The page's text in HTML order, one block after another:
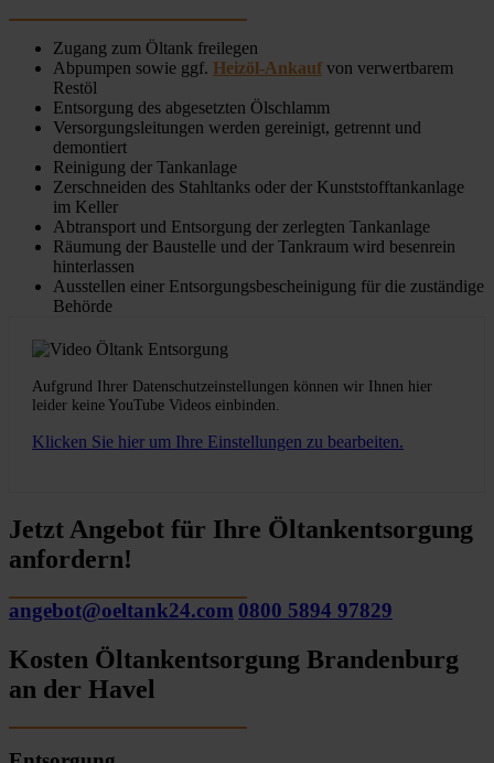
Zugang zum Öltank freilegen
Abpumpen sowie ggf. Heizöl-Ankauf von verwertbarem
Restöl
Entsorgung des abgesetzten Ölschlamm
Versorgungsleitungen werden gereinigt, getrennt und
demontiert
Reinigung der Tankanlage
Zerschneiden des Stahltanks oder der Kunststofftankanlage
im Keller
Abtransport und Entsorgung der zerlegten Tankanlage
Räumung der Baustelle und der Tankraum wird besenrein
hinterlassen
Ausstellen einer Entsorgungsbescheinigung für die zuständige
Behörde
Aufgrund Ihrer Datenschutzeinstellungen können wir Ihnen hier
leider keine YouTube Videos einbinden.
Klicken Sie hier um Ihre Einstellungen zu bearbeiten.
Jetzt Angebot für Ihre Öltankentsorgung
anfordern!
angebot@oeltank24.com 0800 5894 97829
Kosten Öltankentsorgung Brandenburg
an der Havel